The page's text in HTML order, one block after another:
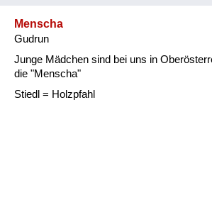
Menscha
Gudrun
Junge Mädchen sind bei uns in
die "Menscha"
Stiedl = Holzpfahl